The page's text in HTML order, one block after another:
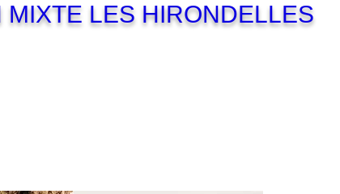
MIXTE LES HIRONDELLES